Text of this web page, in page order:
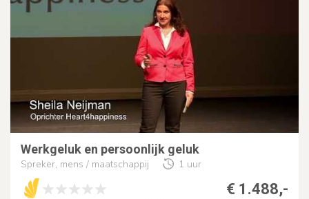
Werkgeluk en persoonlijk geluk
Spreker, mens / maatschappij 1 uur
€ 1.488,-